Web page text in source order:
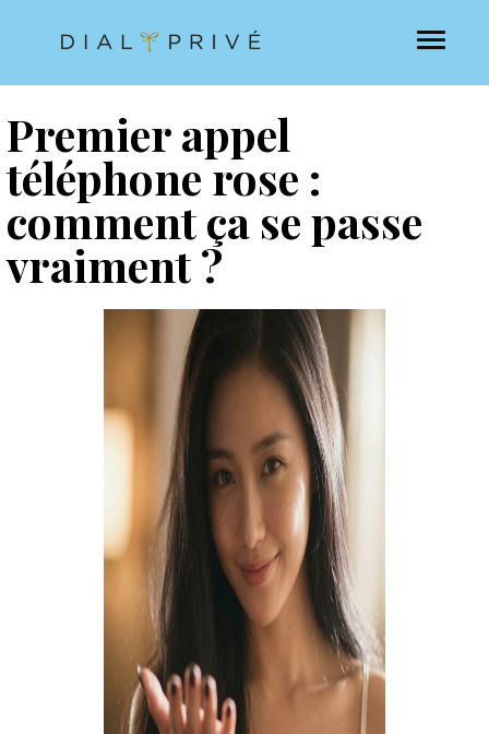
Premier appel
téléphone rose :
comment ça se passe
vraiment ?